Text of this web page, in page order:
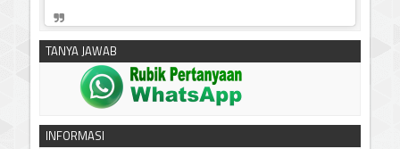
TANYA JAWAB
INFORMASI